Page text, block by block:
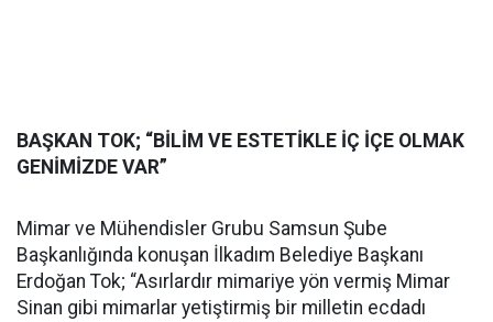
BAŞKAN TOK; “BİLİM VE ESTETİKLE İÇ İÇE OLMAK
GENİMİZDE VAR”
Mimar ve Mühendisler Grubu Samsun Şube
Başkanlığında konuşan İlkadım Belediye Başkanı
Erdoğan Tok; “Asırlardır mimariye yön vermiş Mimar
Sinan gibi mimarlar yetiştirmiş bir milletin ecdadı